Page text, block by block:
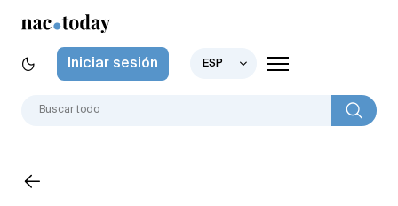
Iniciar sesión ESP